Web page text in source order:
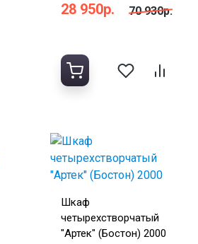
28 950р. 70 930р.
Шкаф
четырехстворчатый
"Артек" (Бостон) 2000